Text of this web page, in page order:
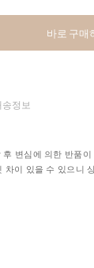
바로 구매
송정보
변심에 의한 반품이
이 있을 수 있으니